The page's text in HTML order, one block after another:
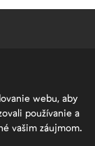
webu, aby
používanie a
vašim záujmom.